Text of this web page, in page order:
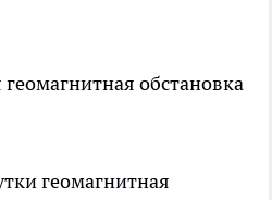
обстановка
геомагнитная